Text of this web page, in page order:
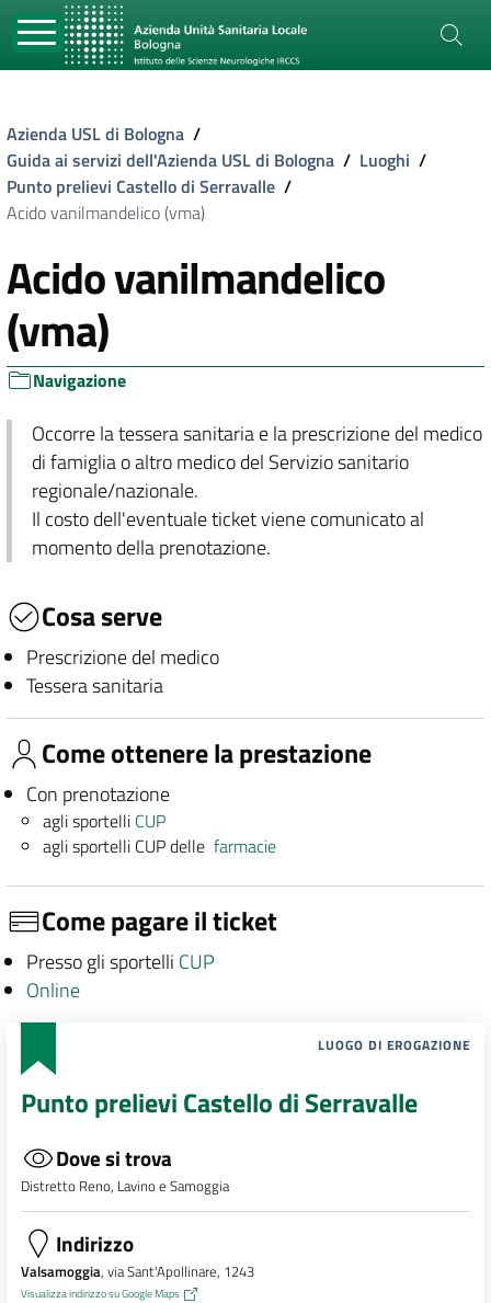
Azienda USL di Bologna /
Guida ai servizi dell'Azienda USL di Bologna / Luoghi /
Punto prelievi Castello di Serravalle /
Acido vanilmandelico (vma)
Acido vanilmandelico
(vma)
Navigazione
Occorre la tessera sanitaria e la prescrizione del medico
di famiglia o altro medico del Servizio sanitario
regionale/nazionale.
Il costo dell'eventuale ticket viene comunicato al
momento della prenotazione.
Cosa serve
Prescrizione del medico
Tessera sanitaria
Come ottenere la prestazione
Con prenotazione
agli sportelli CUP
agli sportelli CUP dellefarmacie
Come pagare il ticket
Presso gli sportelli CUP
Online
LUOGO DI EROGAZIONE
Punto prelievi Castello di Serravalle
Dove si trova
Distretto Reno, Lavino e Samoggia
Indirizzo
Valsamoggia, via Sant'Apollinare, 1243
Visualizza indirizzo su Google Maps